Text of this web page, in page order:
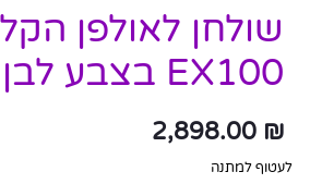
EX100 בצבע לבן
2,898.00 ₪
לעטוף למתנה